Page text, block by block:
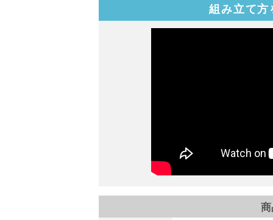
組み立て方